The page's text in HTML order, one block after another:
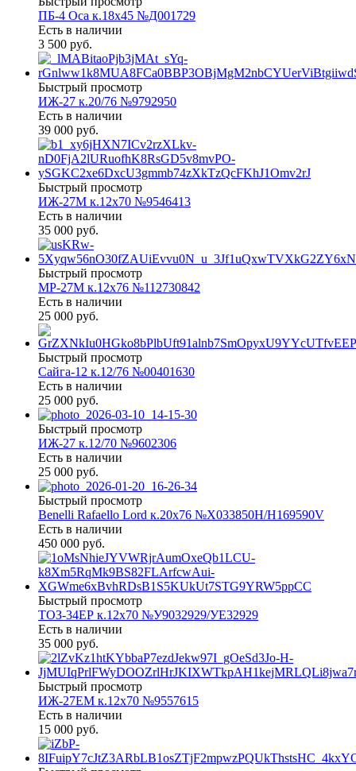
ПБ-4 Оса к.18х45 №Д001729
Есть в наличии
3 500 руб.
Быстрый просмотр
ИЖ-27 к.20/76 №9792950
Есть в наличии
39 000 руб.
Быстрый просмотр
ИЖ-27М к.12х70 №9546413
Есть в наличии
35 000 руб.
Быстрый просмотр
МР-27М к.12х76 №112730842
Есть в наличии
25 000 руб.
Быстрый просмотр
Сайга-12 к.12/76 №00401630
Есть в наличии
25 000 руб.
Быстрый просмотр
ИЖ-27 к.12/70 №9602306
Есть в наличии
25 000 руб.
Быстрый просмотр
Benelli Rafaello Lord к.20х76 №X033850Н/Н169590V
Есть в наличии
450 000 руб.
Быстрый просмотр
ТОЗ-34ЕР к.12х70 №У9032929/УЕ32929
Есть в наличии
35 000 руб.
Быстрый просмотр
ИЖ-27ЕМ к.12х70 №9557615
Есть в наличии
15 000 руб.